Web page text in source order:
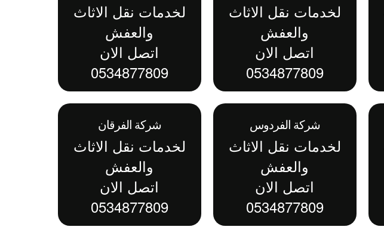
لخدمات نقل الاثاث
والعفش
اتصل الان
0534877809
لخدمات نقل الاثاث
والعفش
اتصل الان
0534877809
شركة الفرقان
لخدمات نقل الاثاث
والعفش
اتصل الان
0534877809
شركة الفردوس
لخدمات نقل الاثاث
والعفش
اتصل الان
0534877809